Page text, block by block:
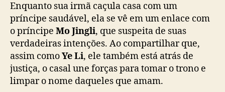
v
i
n
g
a
n
a
Enquanto sua irmã caçula casa com um
príncipe saudável, ela se vê em um enlace com
o príncipe Mo Jingli, que suspeita de suas
verdadeiras intenções. Ao compartilhar que,
assim comoYe Li, ele também está atrás de
justiça, o casal une forças para tomar o trono e
limpar o nome daqueles que amam.